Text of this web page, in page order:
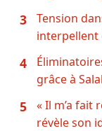
3
Tension
interpellent
4
grâce à
5
« Il m’a fait
révèle son